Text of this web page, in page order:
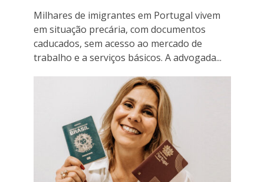
Milhares de imigrantes em Portugal vivem
em situação precária, com documentos
caducados, sem acesso ao mercado de
trabalho e a serviços básicos. A advogada...